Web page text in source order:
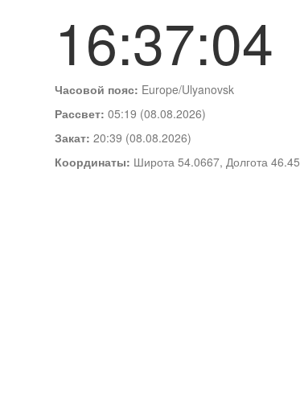
16:37:05
Часовой пояс: Europe/Ulyanovsk
Рассвет: 05:19 (08.08.2026)
Закат: 20:39 (08.08.2026)
Координаты: Широта 54.0667, Долгота 46.45